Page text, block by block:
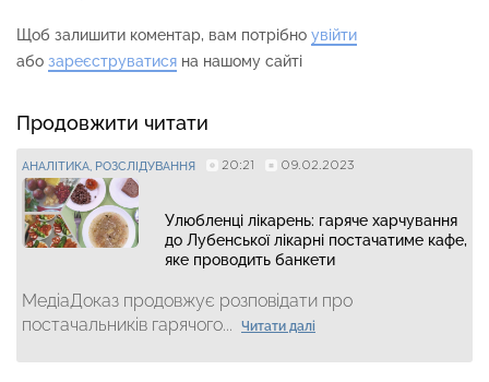
Щоб залишити коментар, вам потрібно увійти
або зареєструватися на нашому сайті
Продовжити читати
АНАЛІТИКА РОЗСЛІДУВАННЯ 20:21 09.02.2023
Улюбленці лікарень: гаряче харчування
до Лубенської лікарні постачатиме кафе,
яке проводить банкети
МедіаДоказ продовжує розповідати про
постачальників гарячого...
Читати далі